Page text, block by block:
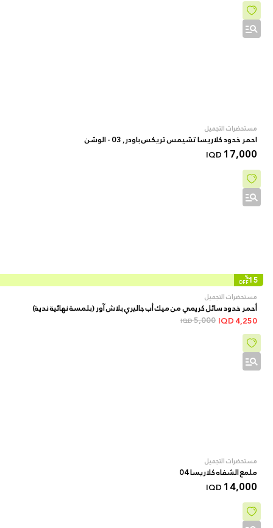
مستحضرات التجميل
احمر خدود كلاريسا تشيمس تريكس باودر, 03 - الوشن
17,000
IQD
15
%
OFF
مستحضرات التجميل
أحمر خدود سائل كريمي من ميك أب جاليري بلاش آور (بلمسة نهائية ندية)
4,250
5,000
IQD
مستحضرات التجميل
ملمع الشفاه كلاريسا 04
14,000
IQD